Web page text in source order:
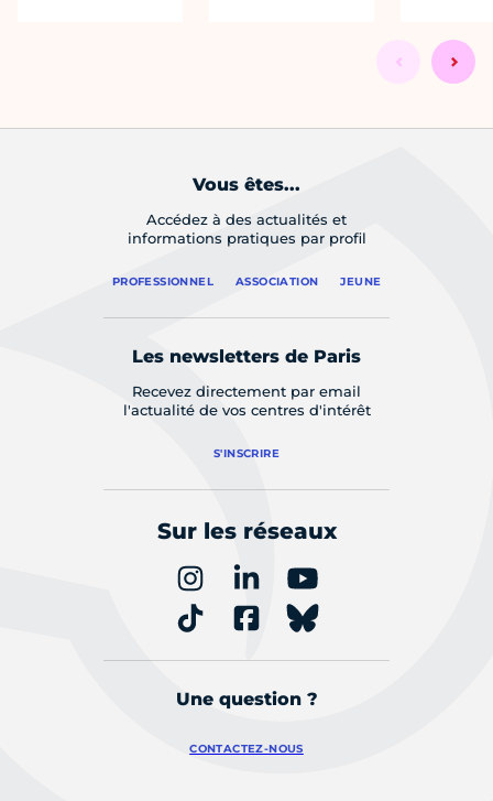
Vous êtes...
Accédez à des actualités et
informations pratiques par profil
PROFESSIONNEL ASSOCIATION JEUNE
Les newsletters de Paris
Recevez directement par email
l'actualité de vos centres d'intérêt
S'INSCRIRE
Sur les réseaux
Une question ?
CONTACTEZ-NOUS